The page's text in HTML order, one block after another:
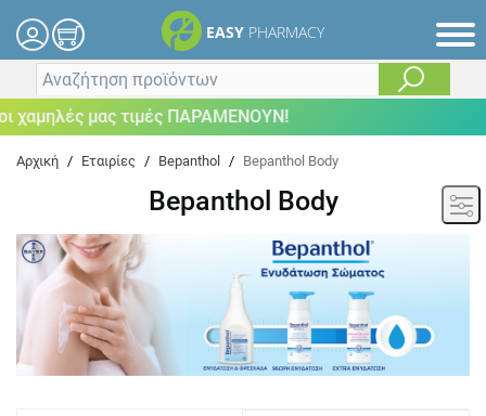
EASY PHARMACY
μας τιμές ΠΑΡΑΜΕΝΟΥΝ!
Αρχική / Εταιρίες / Bepanthol / Bepanthol Body
Bepanthol Body